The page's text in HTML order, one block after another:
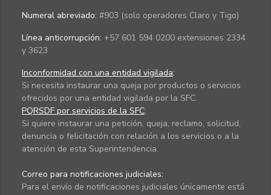
Numeral abreviado: #903 (solo operadores Claro y Tigo)
Línea anticorrupción: +57 601 594 0200 extensiones 2334
y 3623
Inconformidad con una entidad vigilada:
Si necesita instaurar una queja por productos o servicios
ofrecidos por una entidad vigilada por la SFC.
PQRSDF por servicios de la SFC:
Si quiere instaurar una petición, queja, reclamo, solicitud,
denuncia o felicitación con relación a los servicios o a la
atención de esta Superintendencia.
Correo para notificaciones judiciales:
Para el envío de notificaciones judiciales únicamente está